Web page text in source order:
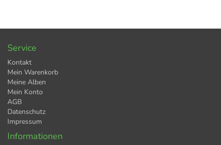
Service
Kontakt
Mein Warenkorb
Meine Alben
Mein Konto
AGB
Datenschutz
Impressum
Informationen